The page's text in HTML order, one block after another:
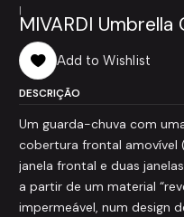
|
MIVARDI
Add to Wishlist
DESCRIÇÃO
Um guarda-chuva com
cobertura frontal amovível
janela frontal e duas
a partir de um material
impermeável, num design